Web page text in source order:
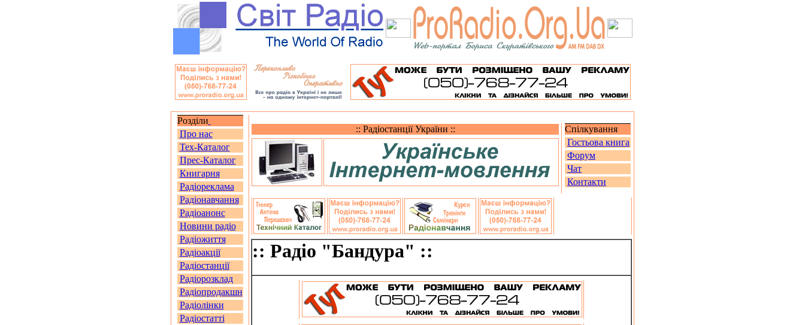
Розділи
Про нас
Тех-Каталог
Прес-Каталог
Книгарня
Радіореклама
Радіонавчання
Радіоанонс
Новини радіо
Радіожиття
Радіоакції
Радіостанції
Радіорозклад
Радіопродакшн
Радіолінки
Радіостатті
Спілкування
Гостьова книга
Форум
Чат
Контакти
:: Радіостанції України ::
:: Радіо "Бандура" ::